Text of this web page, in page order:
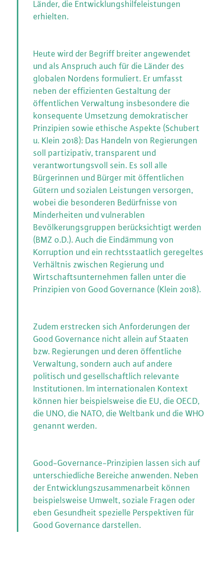
Länder, die Entwicklungshilfeleistungen
erhielten.
Heute wird der Begriff breiter angewendet
und als Anspruch auch für die Länder des
globalen Nordens formuliert. Er umfasst
neben der effizienten Gestaltung der
öffentlichen Verwaltung insbesondere die
konsequente Umsetzung demokratischer
Prinzipien sowie ethische Aspekte (Schubert
u. Klein 2018): Das Handeln von Regierungen
soll partizipativ, transparent und
verantwortungsvoll sein. Es soll alle
Bürgerinnen und Bürger mit öffentlichen
Gütern und sozialen Leistungen versorgen,
wobei die besonderen Bedürfnisse von
Minderheiten und vulnerablen
Bevölkerungsgruppen berücksichtigt werden
(BMZ o.D.). Auch die Eindämmung von
Korruption und ein rechtsstaatlich geregeltes
Verhältnis zwischen Regierung und
Wirtschaftsunternehmen fallen unter die
Prinzipien von Good Governance (Klein 2018).
Zudem erstrecken sich Anforderungen der
Good Governance nicht allein auf Staaten
bzw. Regierungen und deren öffentliche
Verwaltung, sondern auch auf andere
politisch und gesellschaftlich relevante
Institutionen. Im internationalen Kontext
können hier beispielsweise die EU, die OECD,
die UNO, die NATO, die Weltbank und die WHO
genannt werden.
Good-Governance-Prinzipien lassen sich auf
unterschiedliche Bereiche anwenden. Neben
der Entwicklungszusammenarbeit können
beispielsweise Umwelt, soziale Fragen oder
eben Gesundheit spezielle Perspektiven für
Good Governance darstellen.